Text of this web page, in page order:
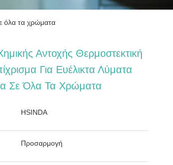
όλα τα χρώματα
Αντοχής Θερμοστεκτική
Για Ευέλικτα Λύματα
Σε Όλα Τα Χρώματα
HSINDA
Προσαρμογή